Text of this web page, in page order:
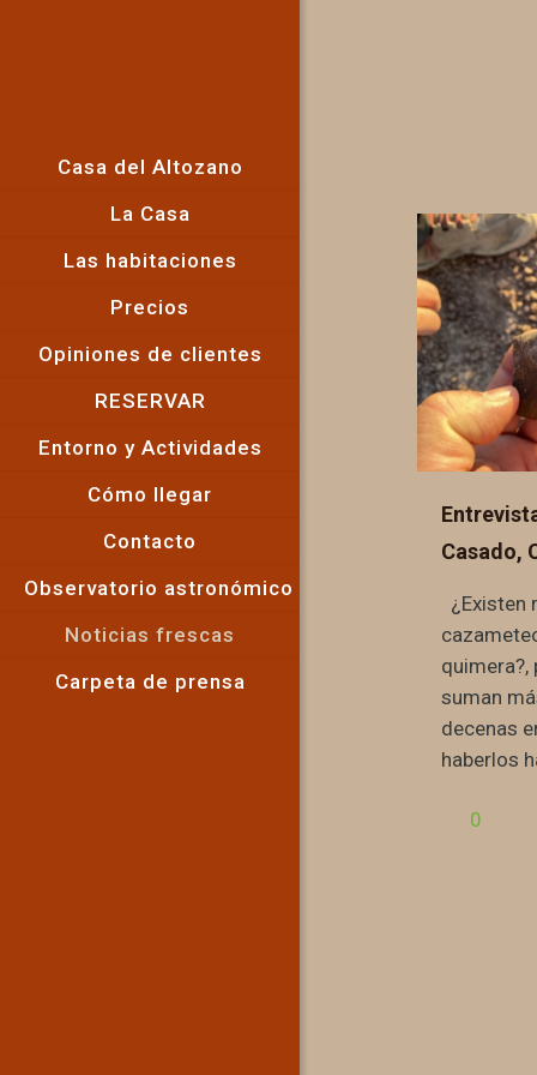
Casa del Altozano
La Casa
Las habitaciones
Precios
Opiniones de clientes
RESERVAR
Entorno y Actividades
Cómo llegar
Contacto
Observatorio astronómico
Noticias frescas
Carpeta de prensa
Casado,
¿Existen
quimera?,
suman
decenas
haberlos
0